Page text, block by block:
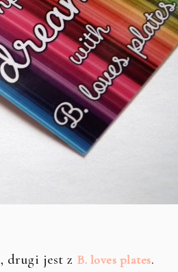
, drugi jest z B. loves plates.